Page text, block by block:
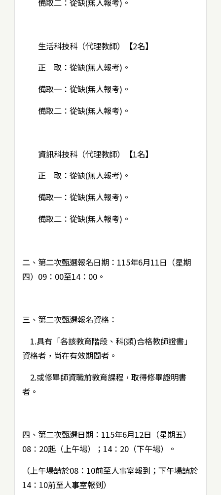
備取二：從缺(無人報考)。
生活科技科（代理教師）【2名】
正 取：從缺(無人報考)。
備取一：從缺(無人報考)。
備取二：從缺(無人報考)。
資訊科技科（代理教師）【1名】
正 取：從缺(無人報考)。
備取一：從缺(無人報考)。
備取二：從缺(無人報考)。
二、第二次甄選報名日期：115年6月11日（星期
四）09：00至14：00。
三、第二次甄選報名資格：
1.具有「各該教育階段、科(類)合格教師證書」
資格者，尚在有效期間者。
2.或修畢師資職前教育課程，取得修畢證明書
者。
四、第二次甄選日期：115年6月12日（星期五）
08：20起（上午場）；14：20（下午場）。
（上午場請於08：10前至人事室報到；下午場請於
14：10前至人事室報到）